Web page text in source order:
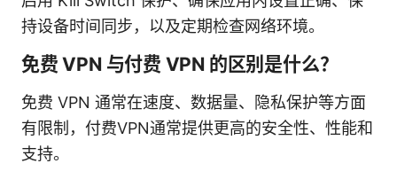
持设备时间同步，以及定期检查网络环境。
免费 VPN 与付费 VPN 的区别是什么？
免费 VPN 通常在速度、数据量、隐私保护等方面
有限制，付费VPN通常提供更高的安全性、性能和
支持。